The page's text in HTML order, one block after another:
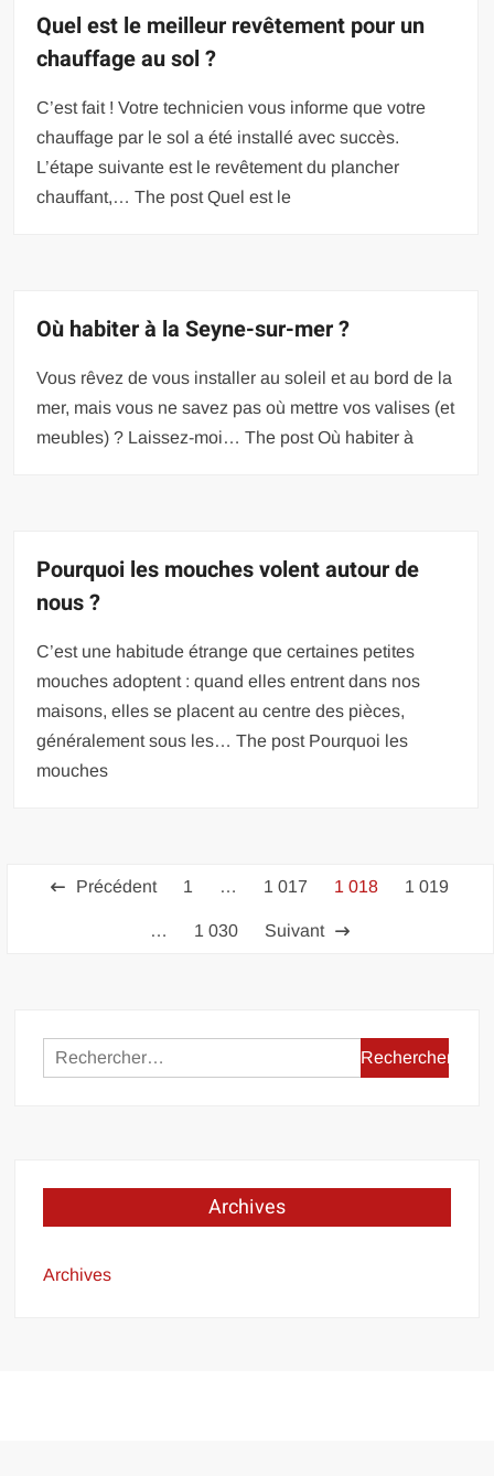
Quel est le meilleur revêtement pour un
chauffage au sol ?
C’est fait ! Votre technicien vous informe que votre
chauffage par le sol a été installé avec succès.
L’étape suivante est le revêtement du plancher
chauffant,… The post Quel est le
Où habiter à la Seyne-sur-mer ?
Vous rêvez de vous installer au soleil et au bord de la
mer, mais vous ne savez pas où mettre vos valises (et
meubles) ? Laissez-moi… The post Où habiter à
Pourquoi les mouches volent autour de
nous ?
C’est une habitude étrange que certaines petites
mouches adoptent : quand elles entrent dans nos
maisons, elles se placent au centre des pièces,
généralement sous les… The post Pourquoi les
mouches
Pagination
publications
Précédent 1 … 1 017 1 018 1 019
… 1 030 Suivant
Rechercher :
Archives
Archives